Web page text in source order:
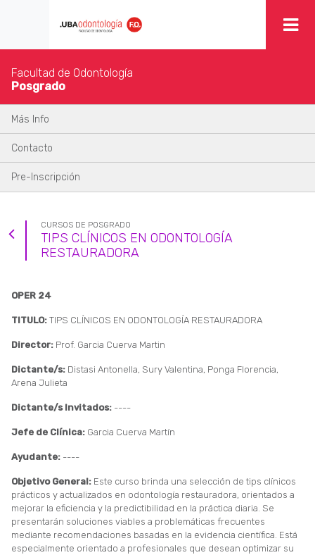
Facultad de Odontología
Posgrado
Más Info
Contacto
Pre-Inscripción
CURSOS DE POSGRADO
TIPS CLÍNICOS EN ODONTOLOGÍA
RESTAURADORA
OPER 24
TITULO: TIPS CLÍNICOS EN ODONTOLOGÍA RESTAURADORA
Director: Prof. Garcia Cuerva Martin
Dictante/s: Distasi Antonella, Sury Valentina, Ponga Florencia,
Arena Julieta
Dictante/s Invitados: ----
Jefe de Clínica: Garcia Cuerva Martín
Ayudante: ----
Objetivo General: Este curso brinda una selección de tips clínicos
prácticos y actualizados en odontología restauradora, orientados a
mejorar la eficiencia y la predictibilidad en la práctica diaria. Se
presentarán soluciones viables a problemáticas frecuentes
mediante recomendaciones basadas en la evidencia científica. Está
especialmente orientado a profesionales que desean optimizar su